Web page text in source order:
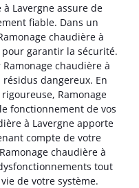
Lavergne assure de
fiable. Dans un
chaudière à
garantir la sécurité.
chaudière à
dangereux. En
Ramonage
fonctionnement de vos
à Lavergne apporte
compte de votre
chaudière à
tout
de votre système.